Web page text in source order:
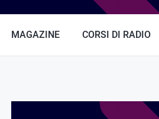
MAGAZINE CORSI DI RADIO